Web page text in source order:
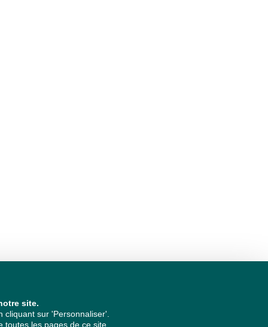
site.
sur 'Personnaliser'.
les pages de ce site.